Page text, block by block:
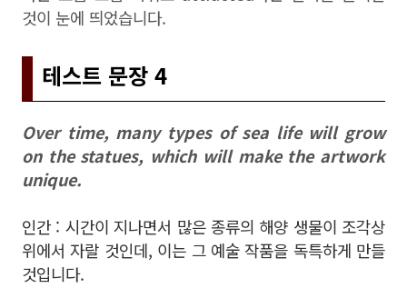
것이 눈에 띄었습니다.
테스트 문장 4
Over time, many types of sea life will grow
on the statues, which will make the artwork
unique.
인간 : 시간이 지나면서 많은 종류의 해양 생물이 조각상
위에서 자랄 것인데, 이는 그 예술 작품을 독특하게 만들
것입니다.